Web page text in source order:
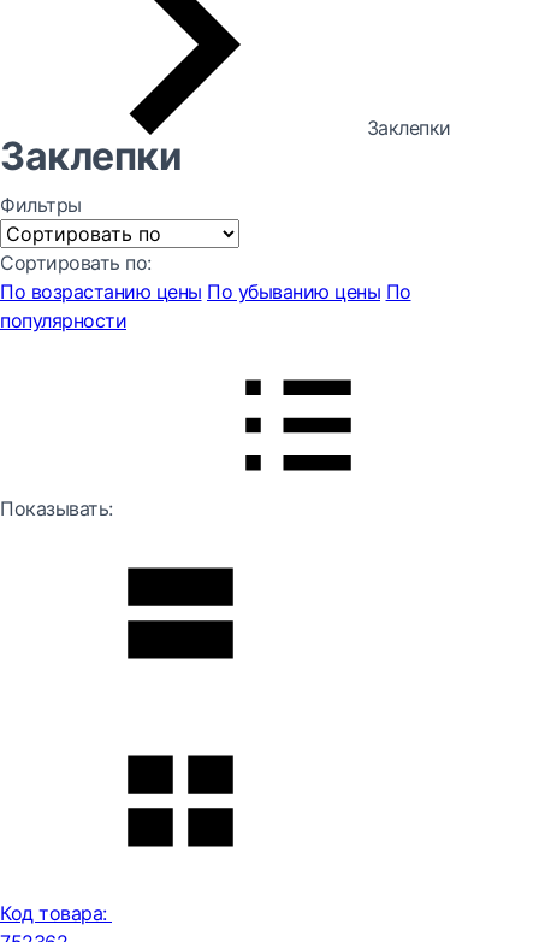
Заклепки
Заклепки
Фильтры
Сортировать по:
По возрастанию цены По убыванию цены По
популярности
Показывать:
Код товара: